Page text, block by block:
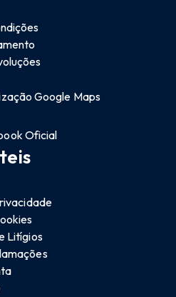
Google Maps
Oficial
Litígios